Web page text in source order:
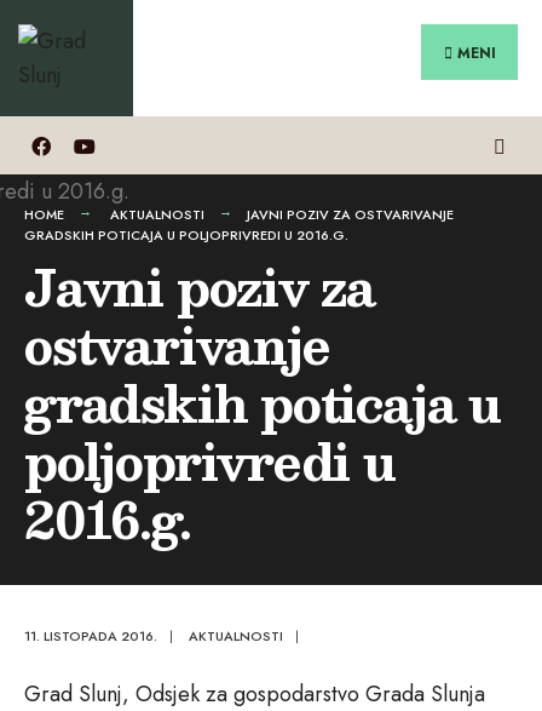
Preskoči
na
sadržaj
MENI
HOME AKTUALNOSTI
JAVNI POZIV ZA OSTVARIVANJE
GRADSKIH POTICAJA U POLJOPRIVREDI U 2016.G.
Javni poziv za
ostvarivanje
gradskih poticaja u
poljoprivredi u
2016.g.
11. LISTOPADA 2016. | AKTUALNOSTI |
Grad Slunj, Odsjek za gospodarstvo Grada Slunja
for: